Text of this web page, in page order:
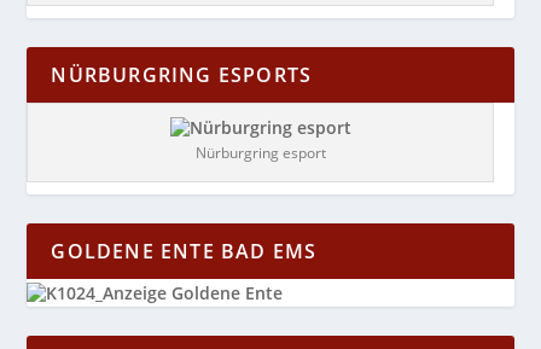
NÜRBURGRING ESPORTS
Nürburgring esport
GOLDENE ENTE BAD EMS